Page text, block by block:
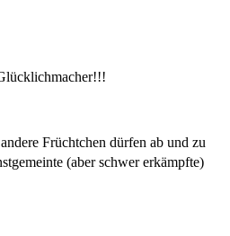
Früchtchen dürfen ab und zu
(aber schwer erkämpfte)